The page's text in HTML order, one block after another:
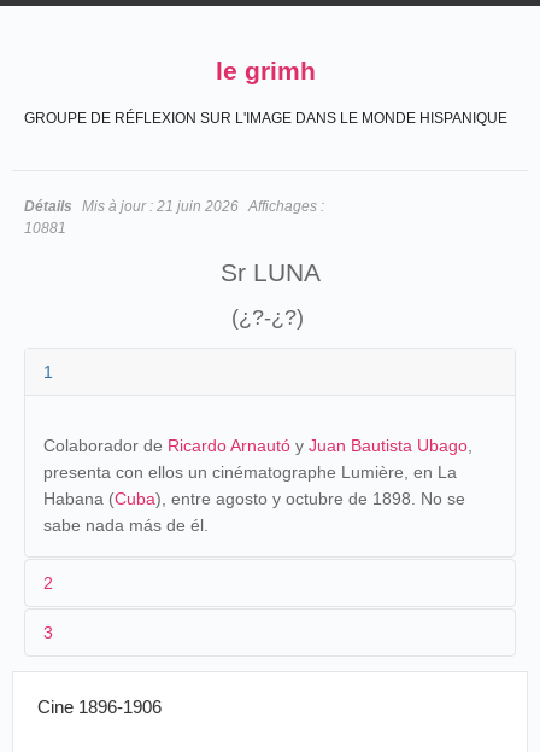
le grimh
GROUPE DE RÉFLEXION SUR L'IMAGE DANS LE MONDE HISPANIQUE
Détails Mis à jour : 21 juin 2026 Affichages :
10881
Sr LUNA
(¿?-¿?)
1
Colaborador de Ricardo Arnautó y Juan Bautista Ubago
presenta con ellos un cinématographe Lumière, en La
Habana (Cuba), entre agosto y octubre de 1898. No se
sabe nada más de él.
2
3
Cine 1896-1906